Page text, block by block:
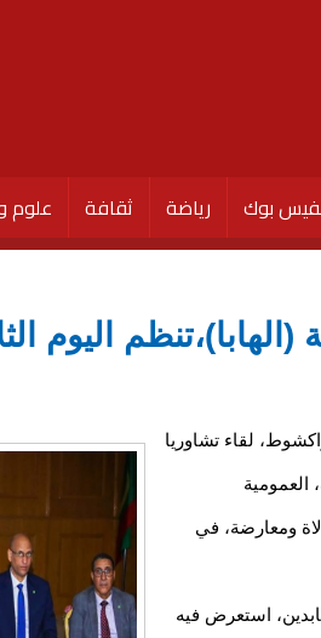
بوك رياضة ثقافة علوم
اليوم
لقاء تشاوريا
العمومية
ومعارضة، في
استعرض فيه